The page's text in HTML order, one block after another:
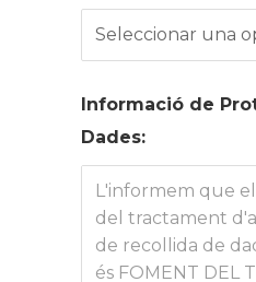
Informació de
Dades: